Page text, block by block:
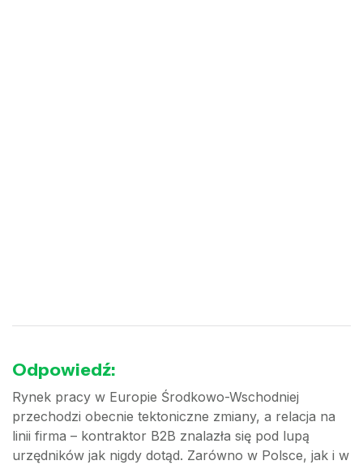
Odpowiedź:
Rynek pracy w Europie Środkowo-Wschodniej
przechodzi obecnie tektoniczne zmiany, a relacja na
linii firma – kontraktor B2B znalazła się pod lupą
urzędników jak nigdy dotąd. Zarówno w Polsce, jak i w